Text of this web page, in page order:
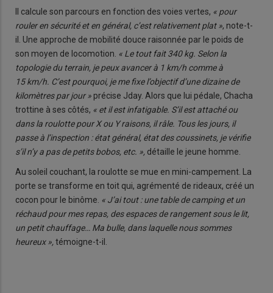
Il calcule son parcours en fonction des voies vertes, « pour
rouler en sécurité et en général, c’est relativement plat », note-t-
il. Une approche de mobilité douce raisonnée par le poids de
son moyen de locomotion. « Le tout fait 340 kg. Selon la
topologie du terrain, je peux avancer à 1 km/h comme à
15 km/h. C’est pourquoi, je me fixe l’objectif d’une dizaine de
kilomètres par jour » précise Jday. Alors que lui pédale, Chacha
trottine à ses côtés, « et il est infatigable. S’il est attaché ou
dans la roulotte pour X ou Y raisons, il râle. Tous les jours, il
passe à l’inspection : état général, état des coussinets, je vérifie
s’il n’y a pas de petits bobos, etc. », détaille le jeune homme.
Au soleil couchant, la roulotte se mue en mini-campement. La
porte se transforme en toit qui, agrémenté de rideaux, créé un
cocon pour le binôme. « J’ai tout : une table de camping et un
réchaud pour mes repas, des espaces de rangement sous le lit,
un petit chauffage… Ma bulle, dans laquelle nous sommes
heureux », témoigne-t-il.